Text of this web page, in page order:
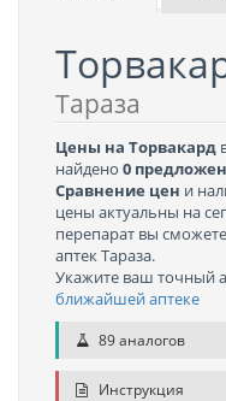
Тараза
Цены на Торвакард
найдено 0
Сравнение цен и
цены актуальны на
перепарат вы
аптек Тараза.
Укажите ваш точный
ближайшей аптеке
89 аналогов
Инструкция